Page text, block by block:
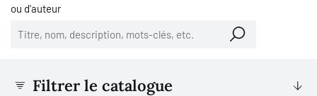
ou d'auteur
Filtrer le catalogue